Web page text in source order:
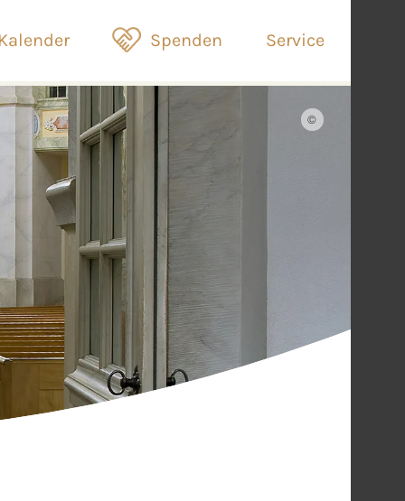
Spenden Service
©